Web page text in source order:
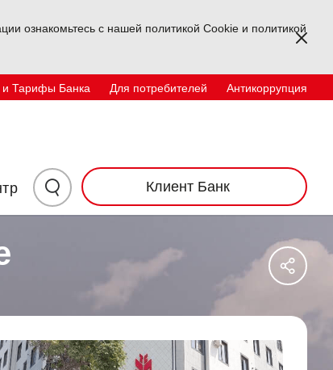
ознакомьтесь с нашей политикой Cookie и политикой
и Тарифы Банка Для потребителей
Антикоррупция
Нажмите
здесь
Клиент Банк
Физические лица корпоративный